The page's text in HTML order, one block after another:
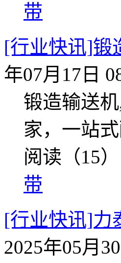
带
[行业快讯]锻
年07月17日
锻造输送
家，一站
阅读（15）
带
[行业快讯]力
2025年05月